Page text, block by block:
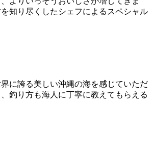
知り尽くしたシェフによるスペシャル
に誇る美しい沖縄の海を感じていただ
釣り方も海人に丁寧に教えてもらえる